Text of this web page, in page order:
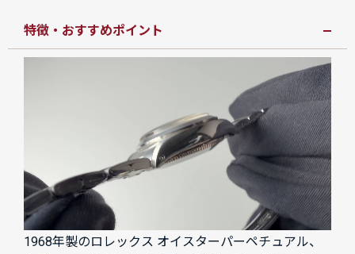
特徴・おすすめポイント
1968年製のロレックス オイスターパーペチュアル、